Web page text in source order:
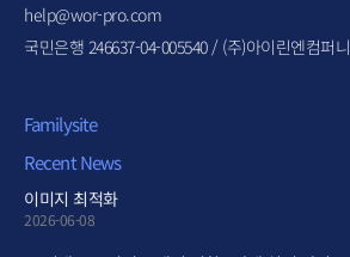
help@wor-pro.com
국민은행 246637-04-005540 / (주)아이린엔컴퍼니
Familysite
Recent News
이미지 최적화
2026-06-08